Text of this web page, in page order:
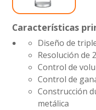
Características
Diseño de
Resolución de
Control de
Control de
Construcción
metálica